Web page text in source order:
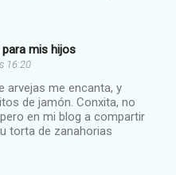
para mis hijos
16:20
arvejas me encanta, y
de jamón. Conxita, no
en mi blog a compartir
torta de zanahorias